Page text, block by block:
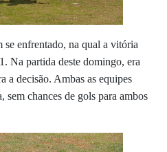
se enfrentado, na qual a vitória
Na partida deste domingo, era
a decisão. Ambas as equipes
sem chances de gols para ambos